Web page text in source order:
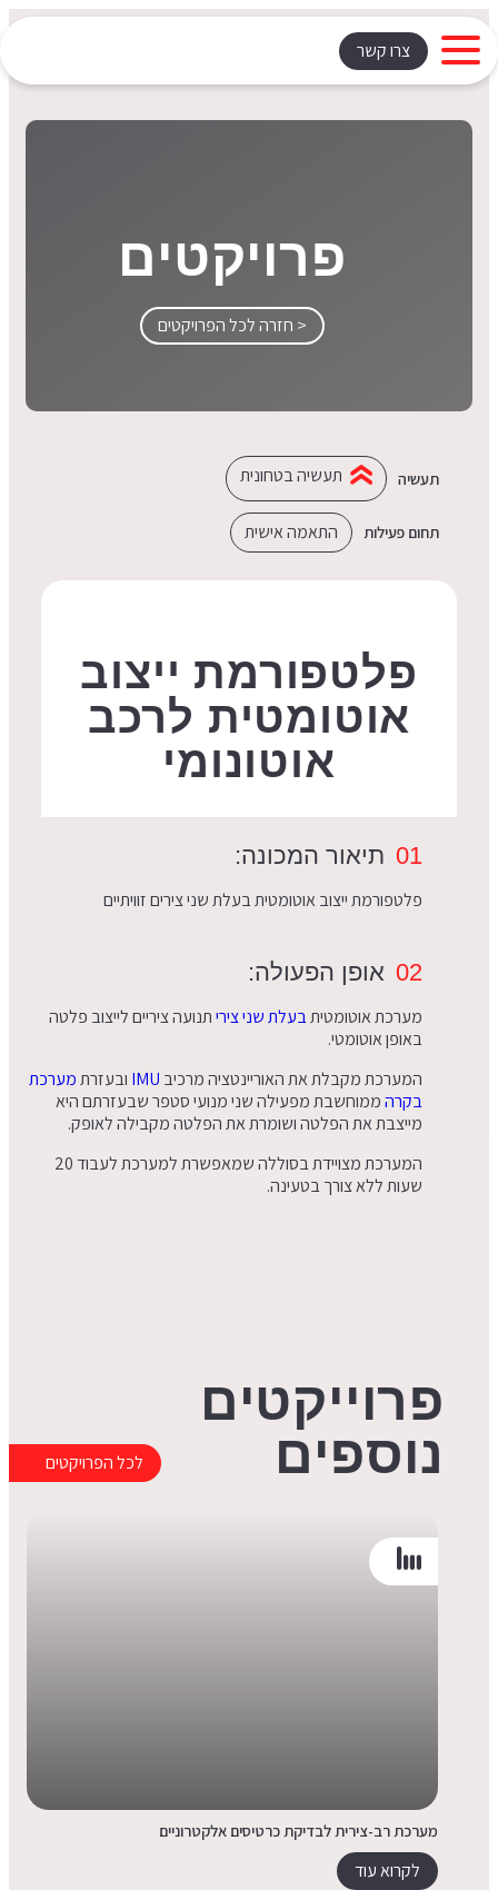
צרו קשר
פרויקטים
< חזרה לכל הפרויקטים
תעשיה תעשיה בטחונית
תחום פעילות התאמה אישית
פלטפורמת ייצוב
אוטומטית לרכב
אוטונומי
01 תיאור המכונה:
פלטפורמת ייצוב אוטומטית בעלת שני צירים זוויתיים
02 אופן הפעולה:
מערכת אוטומטיתבעלת שני ציריתנועה ציריים לייצוב פלטה
באופן אוטומטי.
המערכת מקבלת את האוריינטציה מרכיב IMU ובעזרתמערכת
בקרהממוחשבת מפעילה שני מנועי סטפר שבעזרתם היא
מייצבת את הפלטה ושומרת את הפלטה מקבילה לאופק.
המערכת מצויידת בסוללה שמאפשרת למערכת לעבוד 20
שעות ללא צורך בטעינה.
פרוייקטים
נוספים
לכל הפרויקטים
מערכת רב-צירית לבדיקת כרטיסים אלקטרוניים
לקרוא עוד